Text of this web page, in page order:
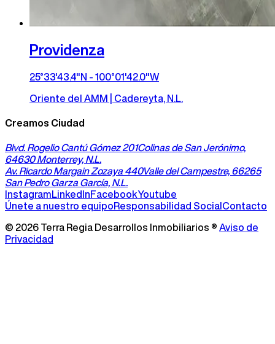
Providenza
25°33'43.4"N - 100°01'42.0"W
Oriente del AMM | Cadereyta, N.L.
Creamos Ciudad
Blvd. Rogelio Cantú Gómez 201Colinas de San Jerónimo,
64630 Monterrey, N.L.
Av. Ricardo Margain Zozaya 440Valle del Campestre, 66265
San Pedro Garza García, N.L.
Instagram LinkedInFacebookYoutube
Únete a nuestro equipoResponsabilidad Social Contacto
© 2026 Terra Regia Desarrollos Inmobiliarios ® Aviso de
Privacidad